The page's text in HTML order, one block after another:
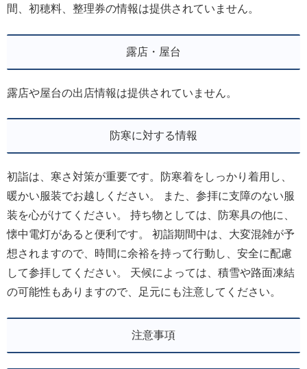
間、初穂料、整理券の情報は提供されていません。
露店・屋台
露店や屋台の出店情報は提供されていません。
防寒に対する情報
初詣は、寒さ対策が重要です。防寒着をしっかり着用し、
暖かい服装でお越しください。 また、参拝に支障のない服
装を心がけてください。 持ち物としては、防寒具の他に、
懐中電灯があると便利です。 初詣期間中は、大変混雑が予
想されますので、時間に余裕を持って行動し、安全に配慮
して参拝してください。 天候によっては、積雪や路面凍結
の可能性もありますので、足元にも注意してください。
注意事項